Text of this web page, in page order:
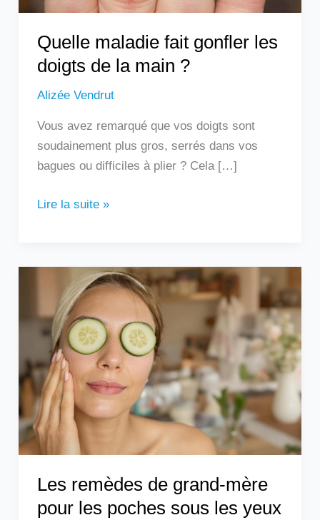
Quelle maladie fait gonfler les
doigts de la main ?
Alizée Vendrut
Vous avez remarqué que vos doigts sont
soudainement plus gros, serrés dans vos
bagues ou difficiles à plier ? Cela […]
?
Lire la suite »
Les remèdes de grand-mère
pour les poches sous les yeux
remèdes
de
grand-
mère
pour
les
poches
sous
les
yeux